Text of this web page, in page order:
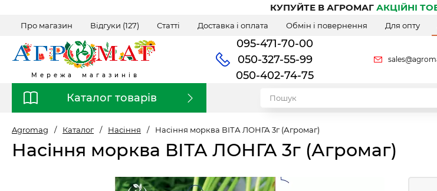
КУПУЙТЕ В АГРОМАГАКЦІЙНІ
Про магазин Відгуки (127) Статті Доставка і оплата Обмін і повернення Для опту
Мережа магазинів
095-471-70-00
050-327-55-99
050-402-74-75
Каталог товарів
Agromag / Каталог / Насіння / Насіння морква ВІТА ЛОНГА 3г (Агромаг)
Насіння морква ВІТА ЛОНГА 3г (Агромаг)